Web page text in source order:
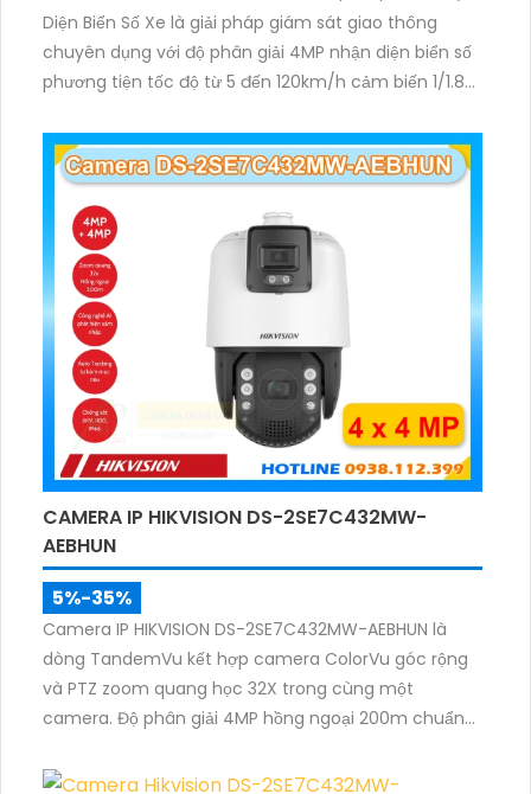
Diện Biển Số Xe là giải pháp giám sát giao thông
chuyên dụng với độ phân giải 4MP nhận diện biển số
phương tiện tốc độ từ 5 đến 120km/h cảm biến 1/1.8
ảnh rõ nét.
CAMERA IP HIKVISION DS-2SE7C432MW-
AEBHUN
5%-35%
Camera IP HIKVISION DS-2SE7C432MW-AEBHUN là
dòng TandemVu kết hợp camera ColorVu góc rộng
và PTZ zoom quang học 32X trong cùng một
camera. Độ phân giải 4MP hồng ngoại 200m chuẩn
giúp giám sát khu vực rộng với hình ảnh rõ nét cả